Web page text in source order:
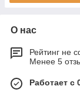
О нас
Рейтинг не
Менее 5
Работает с